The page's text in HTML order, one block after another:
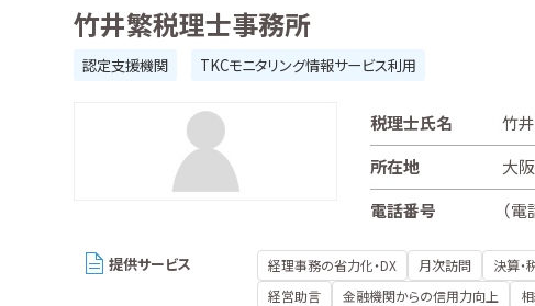
竹井繁税理士事務所
認定支援機関 TKCモニタリング情報サービス利用
税理士氏名
竹
所在地
大
電話番号
（電
提供サービス 経理事務の省力化・DX 月次訪問 決算・
経営助言
金融機関からの信用力向上